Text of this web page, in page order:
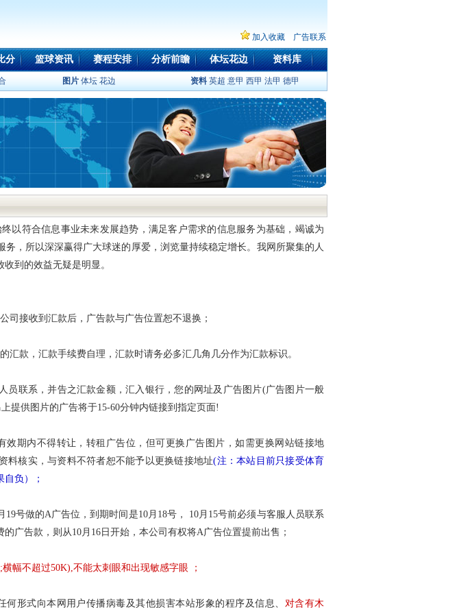
加入收藏 广告联系
分 篮球资讯 赛程安排 分析前瞻 体坛花边 资料库
图片 体坛 花边 资料 英超 意甲 西甲 法甲 德甲
以符合信息事业未来发展趋势，满足客户需求的信息服务为基础，竭诚为
，所以深深赢得广大球迷的厚爱，浏览量持续稳定增长。我网所聚集的人
到的效益无疑是明显。
司接收到汇款后，广告款与广告位置恕不退换；
汇款，汇款手续费自理，汇款时请务必多汇几角几分作为汇款标识。
员联系，并告之汇款金额，汇入银行，您的网址及广告图片(广告图片一般
提供图片的广告将于15-60分钟内链接到指定页面!
效期内不得转让，转租广告位，但可更换广告图片，如需更换网站链接地
料核实，与资料不符者恕不能予以更换链接地址(注：本站目前只接受体育
负）；
号做的A广告位，到期时间是10月18号， 10月15号前必须与客服人员联系
广告款，则从10月16日开始，本公司有权将A广告位置提前出售；
幅不超过50K),不能太刺眼和出现敏感字眼 ；
形式向本网用户传播病毒及其他损害本站形象的程序及信息、 对含有木